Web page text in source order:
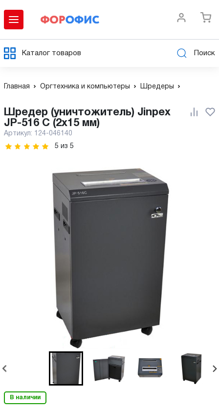
Каталог товаров Поиск
Главная Оргтехника и компьютеры Шредеры
Шредер (уничтожитель) Jinpex
JP-516 C (2x15 мм)
Артикул: 124-046140
5 из 5
В наличии